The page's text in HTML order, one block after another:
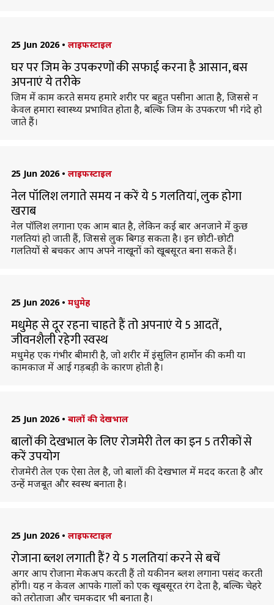
25 Jun 2026 • लाइफस्टाइल
घर पर जिम के उपकरणों की सफाई करना है आसान, बस
अपनाएं ये तरीके
जिम में काम करते समय हमारे शरीर पर बहुत पसीना आता है, जिससे न
केवल हमारा स्वास्थ्य प्रभावित होता है, बल्कि जिम के उपकरण भी गंदे हो
जाते हैं।
25 Jun 2026 • लाइफस्टाइल
नेल पॉलिश लगाते समय न करें ये 5 गलतियां, लुक होगा
खराब
नेल पॉलिश लगाना एक आम बात है, लेकिन कई बार अनजाने में कुछ
गलतियां हो जाती हैं, जिससे लुक बिगड़ सकता है। इन छोटी-छोटी
गलतियों से बचकर आप अपने नाखूनों को खूबसूरत बना सकते हैं।
25 Jun 2026 • मधुमेह
मधुमेह से दूर रहना चाहते हैं तो अपनाएं ये 5 आदतें,
जीवनशैली रहेगी स्वस्थ
मधुमेह एक गंभीर बीमारी है, जो शरीर में इंसुलिन हार्मोन की कमी या
कामकाज में आई गड़बड़ी के कारण होती है।
25 Jun 2026 • बालों की देखभाल
बालों की देखभाल के लिए रोजमेरी तेल का इन 5 तरीकों से
करें उपयोग
रोजमेरी तेल एक ऐसा तेल है, जो बालों की देखभाल में मदद करता है और
उन्हें मजबूत और स्वस्थ बनाता है।
25 Jun 2026 • लाइफस्टाइल
रोजाना ब्लश लगाती हैं? ये 5 गलतियां करने से बचें
अगर आप रोजाना मेकअप करती हैं तो यकीनन ब्लश लगाना पसंद करती
होंगी। यह न केवल आपके गालों को एक खूबसूरत रंग देता है, बल्कि चेहरे
को तरोताजा और चमकदार भी बनाता है।